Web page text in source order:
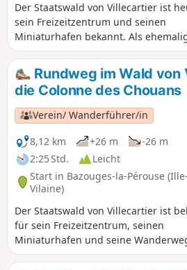
Der Staatswald von Villecartier ist
sein Freizeitzentrum und seinen
Miniaturhafen bekannt. Als
königlicher Wald von 1000 ha
er seit der Antike Handwerker: Die
archäologische Stätte „Auge des
zeugt davon. In der Römerzeit und
Mittelalter entwickelten sich die
vor dem Hintergrund der Religion
weiter. Dieser Spaziergang, der zu
durch den Wald führt, lädt Sie ein,
geschichtsträchtigen Orte zu
Rundweg im Wald
die Colonne des Chouans
Verein/ Wanderführer/in
8,12 km
+26 m
-26 m
2:25 Std.
Leicht
Start in Bazouges-la-Pérouse
Vilaine)
Der Staatswald von Villecartier ist
für sein Freizeitzentrum, seinen
Miniaturhafen und seine
ehemals königliche Wald hat eine